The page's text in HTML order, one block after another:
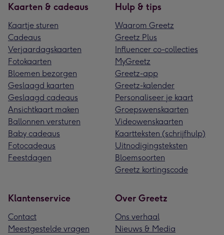
Kaarten & cadeaus
Kaartje sturen
Cadeaus
Verjaardagskaarten
Fotokaarten
Bloemen bezorgen
Geslaagd kaarten
Geslaagd cadeaus
Ansichtkaart maken
Ballonnen versturen
Baby cadeaus
Fotocadeaus
Feestdagen
Hulp & tips
Waarom Greetz
Greetz Plus
Influencer co-collecties
MyGreetz
Greetz-app
Greetz-kalender
Personaliseer je kaart
Groepswenskaarten
Videowenskaarten
Kaartteksten (schrijfhulp)
Uitnodigingsteksten
Bloemsoorten
Greetz kortingscode
Klantenservice
Contact
Meestgestelde vragen
Over Greetz
Ons verhaal
Nieuws & Media